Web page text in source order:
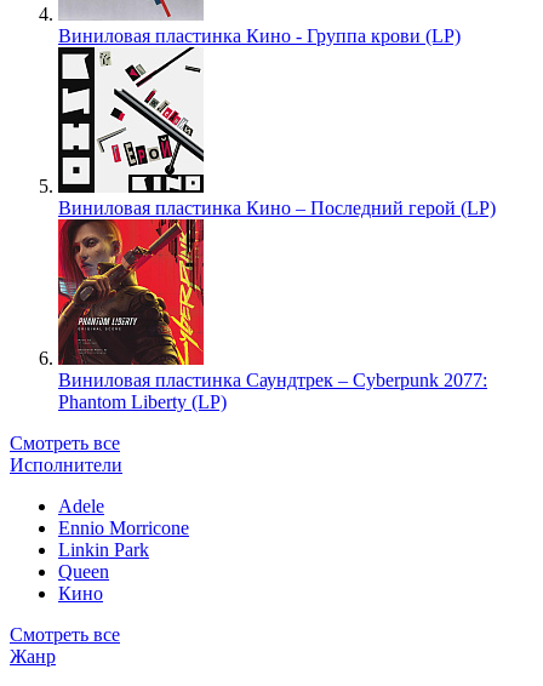
Виниловая пластинка Кино - Группа крови (LP)
Виниловая пластинка Кино – Последний герой (LP)
Виниловая пластинка Саундтрек – Cyberpunk 2077:
Phantom Liberty (LP)
Смотреть все
Исполнители
Adele
Ennio Morricone
Linkin Park
Queen
Кино
Смотреть все
Жанр